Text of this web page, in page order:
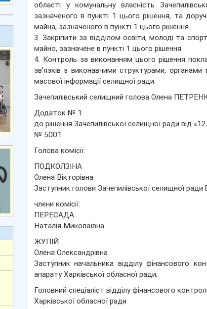
області у комунальну власність
зазначеного в пункті 1 цього рішення, та
майна, зазначеного в пункті 1 цього рішення.
3. Закріпити за відділом освіти, молоді та
майно, зазначене в пункті 1 цього рішення.
4. Контроль за виконанням цього рішення
зв’язків з виконавчими структурами,
масової інформації селищної ради.
Зачепилівський селищний голова Олена
Додаток № 1
до рішення Зачепилівської селищної ради від
№ 5001
Голова комісії:
ПОДКОЛЗІНА
Олена Вікторівна
Заступник голови Зачепилівської селищної ради
члени комісії:
ПЕРЕСАДА
Наталія Миколаївна
ЖУПІЙ
Олена Олександрівна
Заступник начальника відділу фінансового
апарату Харківської обласної ради;
Головний спеціаліст відділу фінансового
Харківської обласної ради